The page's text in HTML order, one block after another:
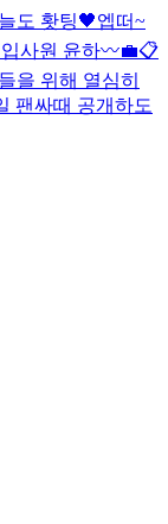
도 홧팅🖤엡떠~
사원 윤하〰️💼📋
을 위해 열심히
팬싸때 공개하도